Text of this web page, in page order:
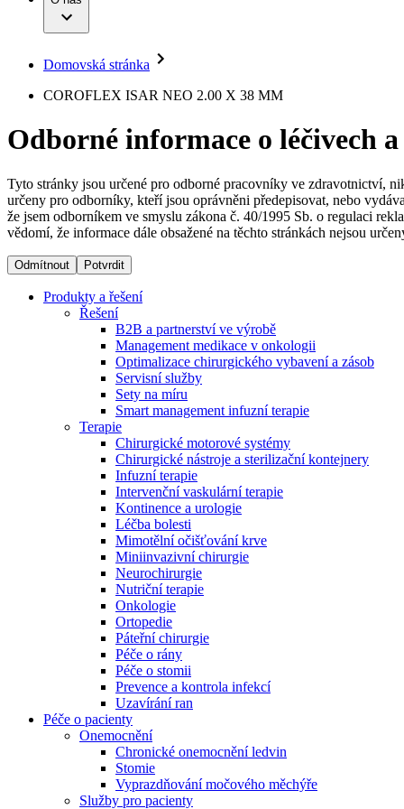
Léčba bolesti
Mimotělní očišťování krve
Neurochirurgie
Onkologie
Ortopedie
Péče o rány
Péče o stomii
Prevence a kontrola infekcí
Uzavírání ran
Terapie
Onemocnění
B. Braun Avitum
Vaše příležitost​
Nabídky pracovních míst
Objevte své kariérní příležitosti ​v B. Braun. Vyhledejte náš trh
Média
Tiskové zprávy
Kontakt
Registrace k odběru newsletteru
Společnost
Odpovědnost
Domovská stránka
COROFLEX ISAR NEO 2.00 X 38 MM
Odborné informace o léčivech
Tyto stránky jsou určené pro odborné pracovníky ve zdravotnictví,
určeny pro odborníky, kteří jsou oprávněni předepisovat, nebo
že jsem odborníkem ve smyslu zákona č. 40/1995 Sb. o regulaci
vědomí, že informace dále obsažené na těchto stránkách nejsou
Odmítnout Potvrdit
Produkty a řešení
Řešení
B2B a partnerství ve výrobě
Management medikace v onkologii
Optimalizace chirurgického vybavení a zásob
Servisní služby
Sety na míru
Smart management infuzní terapie​
Terapie
Chirurgické motorové systémy
Chirurgické nástroje a sterilizační kontejnery
Infuzní terapie
Intervenční vaskulární terapie
Kontinence a urologie
Léčba bolesti
Mimotělní očišťování krve
Miniinvazivní chirurgie
Neurochirurgie
Nutriční terapie
Onkologie
Ortopedie
Páteřní chirurgie
Péče o rány
Péče o stomii
Prevence a kontrola infekcí
Uzavírání ran
Péče o pacienty
Onemocnění
Chronické onemocnění ledvin
Stomie
Vyprazdňování močového měchýře
Služby pro pacienty